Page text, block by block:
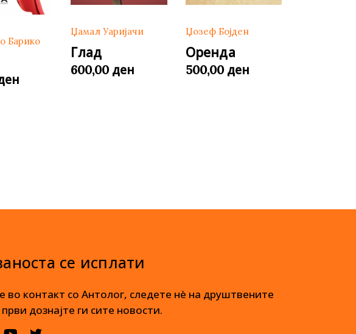
Барико
Џамал Уаријачи
Глад
600,00 ден
Џозеф Бојден
Оренда
500,00 ден
се исплати
во контакт со Антолог, следете нè на друштвените
дознајте ги сите новости.